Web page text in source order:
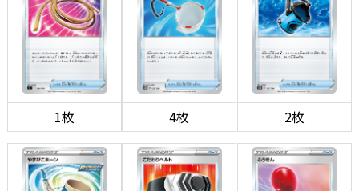
1枚 4枚 2枚